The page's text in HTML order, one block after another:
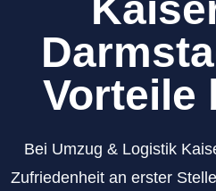
Vorteile
Bei Umzug & Logistik
Zufriedenheit an erster